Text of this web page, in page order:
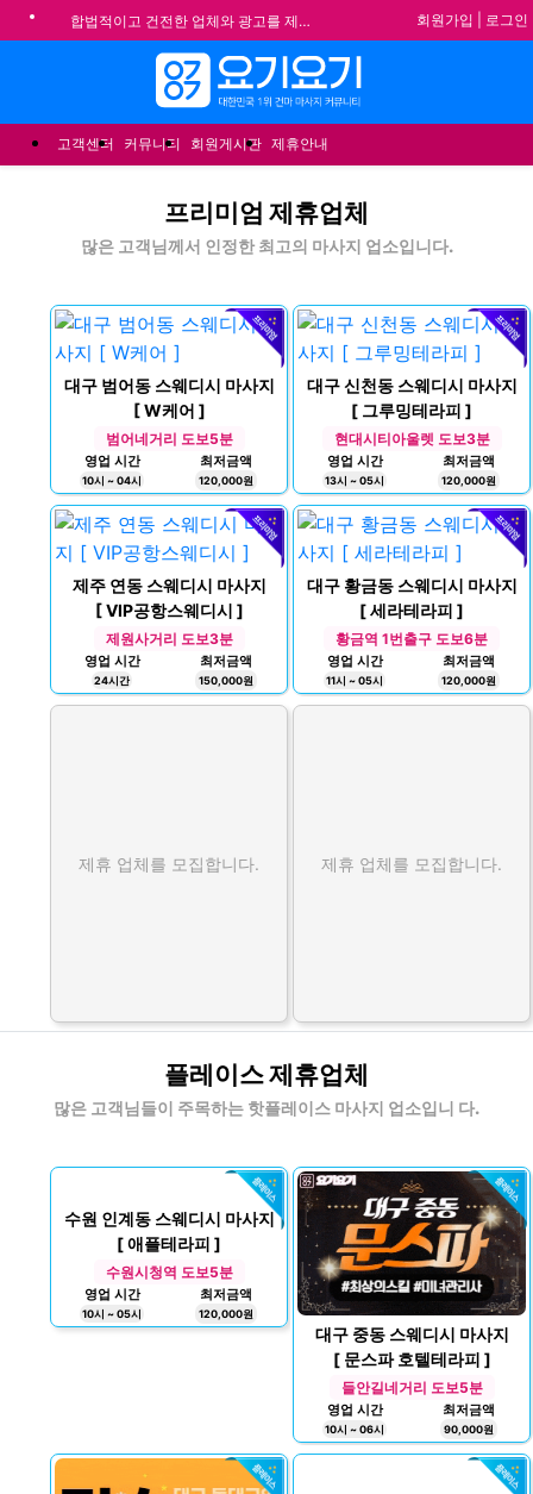
합법적이고 건전한 업체와 광고를 제휴합니다.
★요기요기 설 연휴 휴무 안내★
★ 요기요기 업체회원 안내사항 ★
불건전한 게시글은 삭제 및 회원탈퇴 됩니다.
회원가입 로그인
고객센터 커뮤니티 회원게시판 제휴안내
프리미엄 제휴업체
많은 고객님께서 인정한 최고의 마사지 업소입니다.
대구 범어동 스웨디시 마사지
[ W케어 ]
범어네거리 도보5분
영업 시간
10시 ~ 04시
최저금액
120,000원
대구 신천동 스웨디시 마사지
[ 그루밍테라피 ]
현대시티아울렛 도보3분
영업 시간
13시 ~ 05시
최저금액
120,000원
제주 연동 스웨디시 마사지
[ VIP공항스웨디시 ]
제원사거리 도보3분
영업 시간
24시간
최저금액
150,000원
대구 황금동 스웨디시 마사지
[ 세라테라피 ]
황금역 1번출구 도보6분
영업 시간
11시 ~ 05시
최저금액
120,000원
제휴 업체를 모집합니다. 제휴 업체를 모집합니다.
플레이스 제휴업체
많은 고객님들이 주목하는 핫플레이스 마사지 업소입니 다.
수원 인계동 스웨디시 마사지
[ 애플테라피 ]
수원시청역 도보5분
영업 시간
10시 ~ 05시
최저금액
120,000원
대구 중동 스웨디시 마사지
[ 문스파 호텔테라피 ]
들안길네거리 도보5분
영업 시간
10시 ~ 06시
최저금액
90,000원